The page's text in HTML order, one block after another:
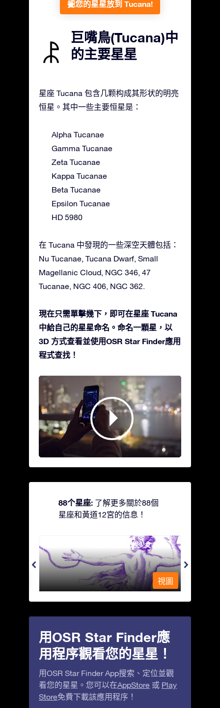
把您的星星放到 Tucana!
巨嘴鳥(Tucana)中
的主要星星
星座 Tucana 包含几颗构成其形状的明亮
恒星。其中一些主要恒星是：
Alpha Tucanae
Gamma Tucanae
Zeta Tucanae
Kappa Tucanae
Beta Tucanae
Epsilon Tucanae
HD 5980
在 Tucana 中發現的一些深空天體包括：
Nu Tucanae, Tucana Dwarf, Small
Magellanic Cloud, NGC 346, 47
Tucanae, NGC 406, NGC 362.
現在只需單擊幾下，即可在星座 Tucana
中給自己的星星命名。命名一顆星，以
3D 方式查看並使用OSR Star Finder應用
程式查找！
88个星座: 了解更多關於88個
星座和黃道12宮的信息！
Andromeda - 被鐵鍊鎖著的少女
視圖
用OSR Star Finder應
用程序觀看您的星星！
用OSR Star Finder App搜索、定位並觀
看您的星星。您可以在AppStore 或 Play
Store免費下載該應用程序！